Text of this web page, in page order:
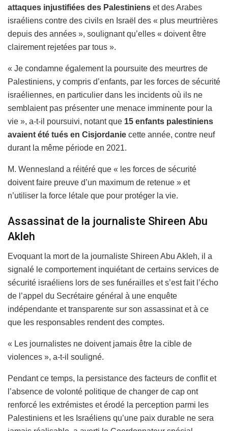
attaques injustifiées des Palestiniens et des Arabes
israéliens contre des civils en Israël des « plus meurtrières
depuis des années », soulignant qu’elles « doivent être
clairement rejetées par tous ».
« Je condamne également la poursuite des meurtres de
Palestiniens, y compris d’enfants, par les forces de sécurité
israéliennes, en particulier dans les incidents où ils ne
semblaient pas présenter une menace imminente pour la
vie », a-t-il poursuivi, notant que 15 enfants palestiniens
avaient été tués en Cisjordanie cette année, contre neuf
durant la même période en 2021.
M. Wennesland a réitéré que « les forces de sécurité
doivent faire preuve d’un maximum de retenue » et
n’utiliser la force létale que pour protéger la vie.
Assassinat de la journaliste Shireen Abu
Akleh
Evoquant la mort de la journaliste Shireen Abu Akleh, il a
signalé le comportement inquiétant de certains services de
sécurité israéliens lors de ses funérailles et s’est fait l’écho
de l’appel du Secrétaire général à une enquête
indépendante et transparente sur son assassinat et à ce
que les responsables rendent des comptes.
« Les journalistes ne doivent jamais être la cible de
violences », a-t-il souligné.
Pendant ce temps, la persistance des facteurs de conflit et
l’absence de volonté politique de changer de cap ont
renforcé les extrémistes et érodé la perception parmi les
Palestiniens et les Israéliens qu’une paix durable ne sera